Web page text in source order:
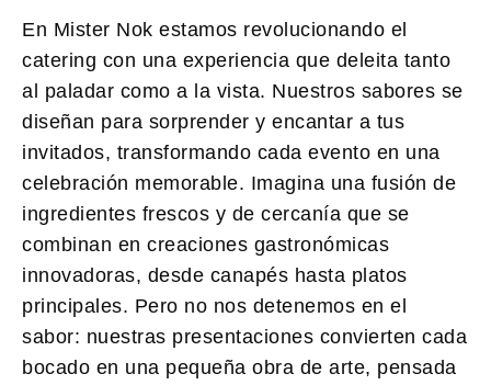
En Mister Nok estamos revolucionando el
catering con una experiencia que deleita tanto
al paladar como a la vista. Nuestros sabores se
diseñan para sorprender y encantar a tus
invitados, transformando cada evento en una
celebración memorable. Imagina una fusión de
ingredientes frescos y de cercanía que se
combinan en creaciones gastronómicas
innovadoras, desde canapés hasta platos
principales. Pero no nos detenemos en el
sabor: nuestras presentaciones convierten cada
bocado en una pequeña obra de arte, pensada